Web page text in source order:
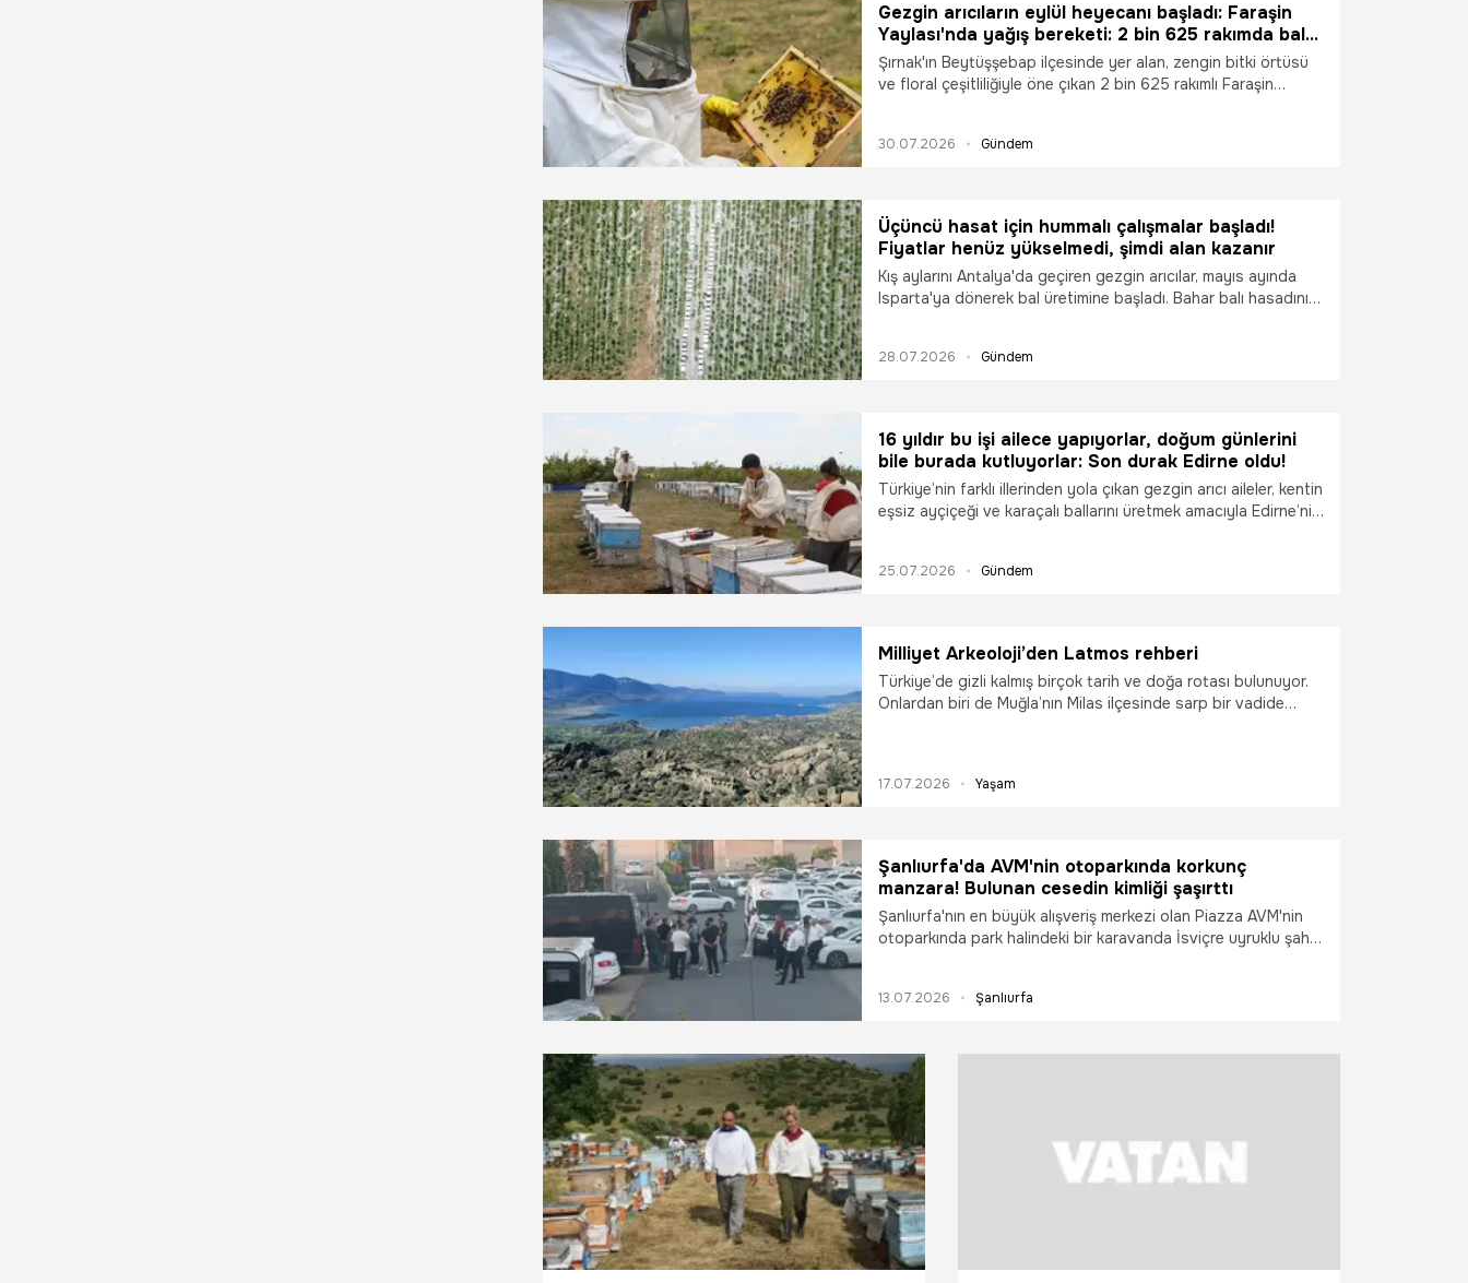
Gezgin arıcıların eylül heyecanı başladı: Faraşin
Yaylası'nda yağış bereketi: 2 bin 625 rakımda bal
verimi rekora koşuyor
Şırnak'ın Beytüşşebap ilçesinde yer alan, zengin bitki örtüsü
ve floral çeşitliliğiyle öne çıkan 2 bin 625 rakımlı Faraşin
konumlanan yayla; serin iklimi, bol su kaynakları ve yaz
30.07.2026 Gündem
Üçüncü hasat için hummalı çalışmalar başladı!
Fiyatlar henüz yükselmedi, şimdi alan kazanır
Kış aylarını Antalya'da geçiren gezgin arıcılar, mayıs ayında
Isparta'ya dönerek bal üretimine başladı. Bahar balı hasadının
taşıdı.
28.07.2026 Gündem
16 yıldır bu işi ailece yapıyorlar, doğum günlerini
bile burada kutluyorlar: Son durak Edirne oldu!
Türkiye’nin farklı illerinden yola çıkan gezgin arıcı aileler, kentin
eşsiz ayçiçeği ve karaçalı ballarını üretmek amacıyla Edirne’nin
geçiren üreticiler, Temmuz ayı sonundaki bal sağımının
25.07.2026 Gündem
Milliyet Arkeoloji’den Latmos rehberi
Türkiye’de gizli kalmış birçok tarih ve doğa rotası bulunuyor.
Onlardan biri de Muğla’nın Milas ilçesinde sarp bir vadide
17.07.2026 Yaşam
Şanlıurfa'da AVM'nin otoparkında korkunç
manzara! Bulunan cesedin kimliği şaşırttı
Şanlıurfa'nın en büyük alışveriş merkezi olan Piazza AVM'nin
otoparkında park halindeki bir karavanda İsviçre uyruklu şahıs
13.07.2026 Şanlıurfa